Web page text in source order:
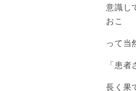
意識し
おこ
って当
「患
長く果